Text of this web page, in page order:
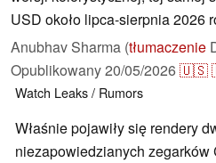
USD około lipca-sierpnia 2026
Anubhav Sharma (tłumaczenie
Opublikowany20/05/2026🇺🇸
Watch Leaks / Rumors
Właśnie pojawiły się rendery
niezapowiedzianych zegarków